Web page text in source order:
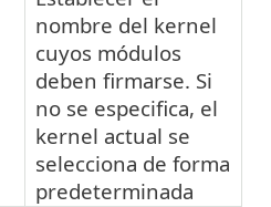
nombre del kernel
cuyos módulos
deben firmarse. Si
no se especifica, el
kernel actual se
selecciona de forma
predeterminada